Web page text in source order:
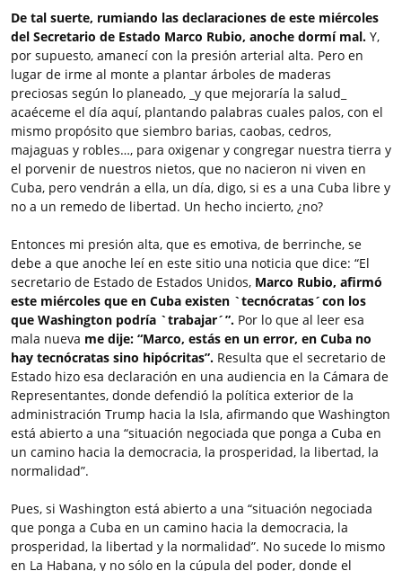
De tal suerte, rumiando las declaraciones de este miércoles
del Secretario de Estado Marco Rubio, anoche dormí mal. Y,
por supuesto, amanecí con la presión arterial alta. Pero en
lugar de irme al monte a plantar árboles de maderas
preciosas según lo planeado, _y que mejoraría la salud_
acaéceme el día aquí, plantando palabras cuales palos, con el
mismo propósito que siembro barias, caobas, cedros,
majaguas y robles…, para oxigenar y congregar nuestra tierra y
el porvenir de nuestros nietos, que no nacieron ni viven en
Cuba, pero vendrán a ella, un día, digo, si es a una Cuba libre y
no a un remedo de libertad. Un hecho incierto, ¿no?
Entonces mi presión alta, que es emotiva, de berrinche, se
debe a que anoche leí en este sitio una noticia que dice: “El
secretario de Estado de Estados Unidos, Marco Rubio, afirmó
este miércoles que en Cuba existen `tecnócratas´con los
que Washington podría `trabajar´”. Por lo que al leer esa
mala nueva me dije: “Marco, estás en un error, en Cuba no
hay tecnócratas sino hipócritas”. Resulta que el secretario de
Estado hizo esa declaración en una audiencia en la Cámara de
Representantes, donde defendió la política exterior de la
administración Trump hacia la Isla, afirmando que Washington
está abierto a una “situación negociada que ponga a Cuba en
un camino hacia la democracia, la prosperidad, la libertad, la
normalidad”.
Pues, si Washington está abierto a una “situación negociada
que ponga a Cuba en un camino hacia la democracia, la
prosperidad, la libertad y la normalidad”. No sucede lo mismo
en La Habana, y no sólo en la cúpula del poder, donde el